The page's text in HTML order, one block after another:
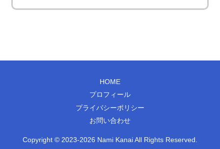
HOME
プロフィール
プライバシーポリシー
お問い合わせ
Copyright © 2023-2026 Nami Kanai All Rights Reserved.